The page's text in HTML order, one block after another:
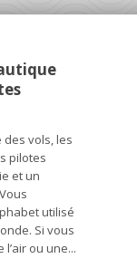
des vols, les
pilotes
et un
utilisé
Si vous
ou une...